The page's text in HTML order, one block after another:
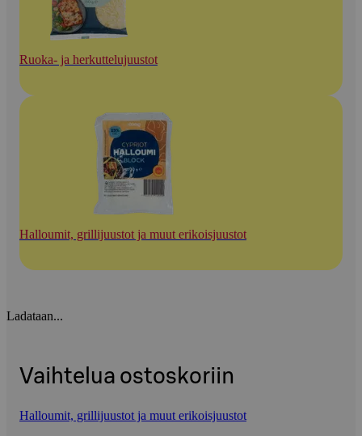
Ruoka- ja herkuttelujuustot
Halloumit, grillijuustot ja muut erikoisjuustot
Ladataan...
Vaihtelua ostoskoriin
Halloumit, grillijuustot ja muut erikoisjuustot